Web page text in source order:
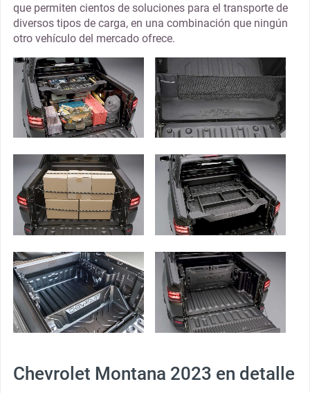
que permiten cientos de soluciones para el transporte de
diversos tipos de carga, en una combinación que ningún
otro vehículo del mercado ofrece.
Chevrolet Montana 2023 en detalle